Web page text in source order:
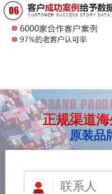
BRAND
正规渠道
原装品